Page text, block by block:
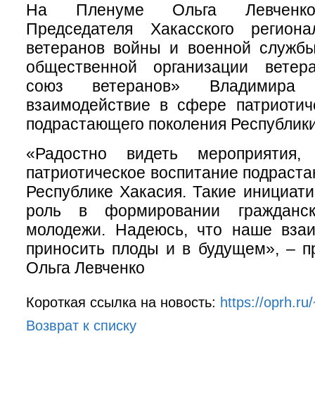
На Пленуме Ольга Левченко
Председателя Хакасского
ветеранов войны и военной
общественной организации
союз ветеранов» Владимира
взаимодействие в сфере
подрастающего поколения
«Радостно видеть
патриотическое воспитание
Республике Хакасия. Такие
роль в формировании
молодежи. Надеюсь, что наше
приносить плоды и в будущем», –
Ольга Левченко
Короткая ссылка на новость: https://
Возврат к списку